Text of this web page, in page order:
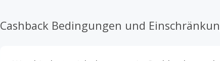
Cashback Bedingungen und